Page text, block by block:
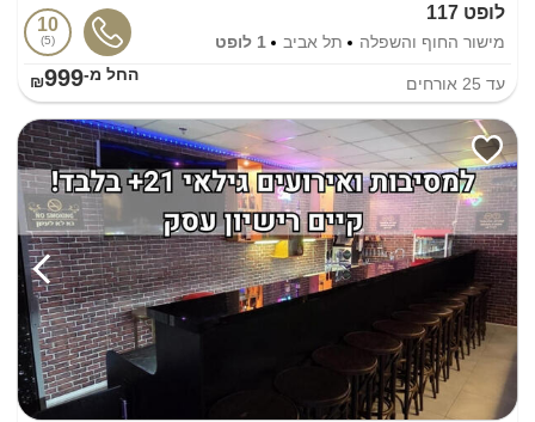
לופט 117
מישור החוף והשפלה תל אביב 1 לופט
10
5
עד 25 אורחים החל מ-₪999